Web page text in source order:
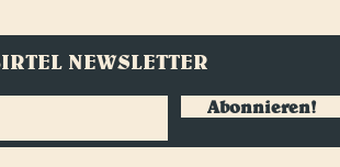
NEWSLETTER
Abonnieren!